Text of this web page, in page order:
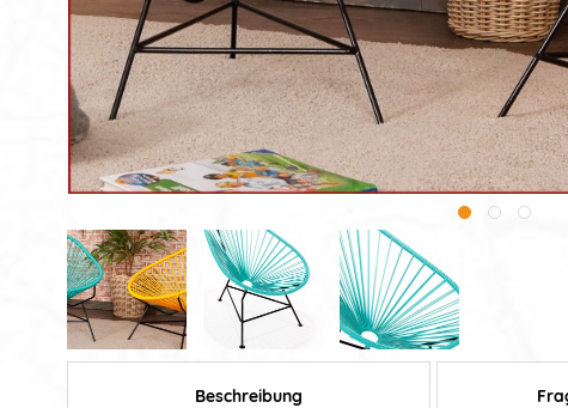
Beschreibung